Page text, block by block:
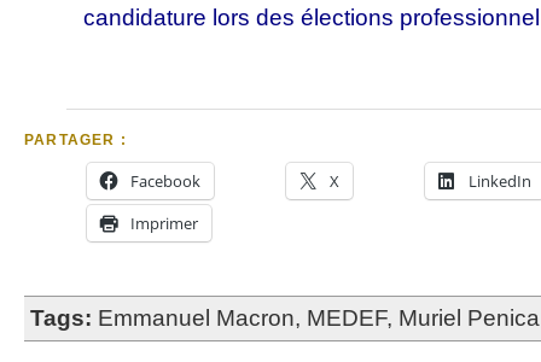
candidature lors des élections
PARTAGER :
Facebook X
LinkedIn
Imprimer
Tags: Emmanuel Macron, MEDEF, Muriel